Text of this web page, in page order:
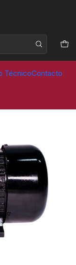
TécnicoContacto
a 17:30 horas